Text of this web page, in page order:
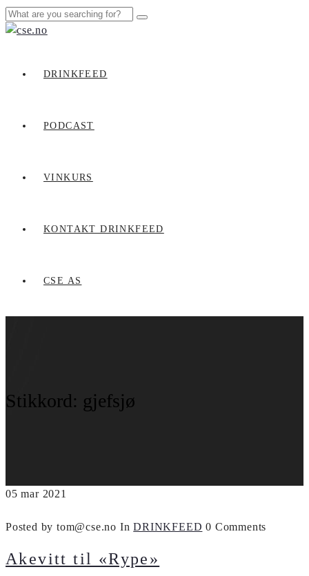
DRINKFEED
PODCAST
VINKURS
KONTAKT DRINKFEED
CSE AS
Stikkord: gjefsjø
05 mar 2021
Posted by tom@cse.no InDRINKFEED 0 Comments
Akevitt til «Rype»